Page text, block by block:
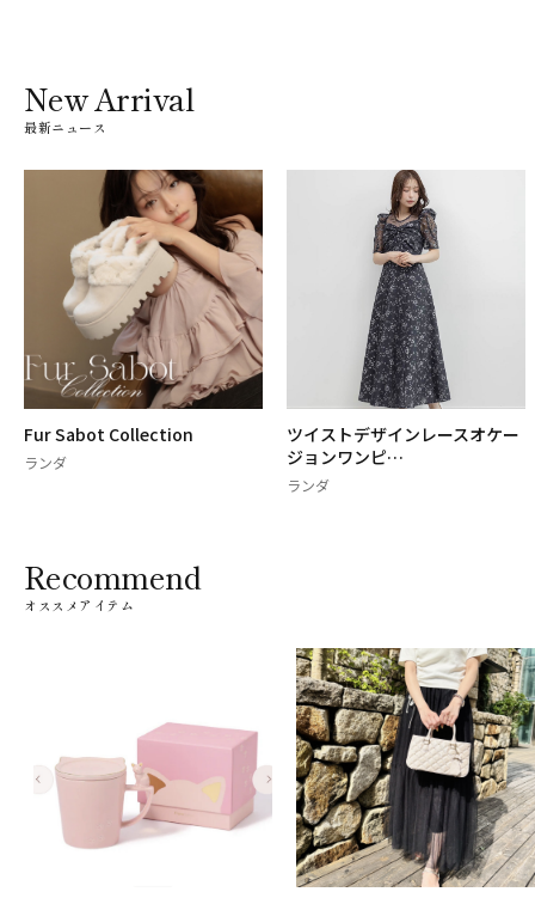
New Arrival
最新ニュース
Fur Sabot Collection
ランダ
ツイストデザインレースオケー
ジョンワンピ…
ランダ
Recommend
オススメアイテム